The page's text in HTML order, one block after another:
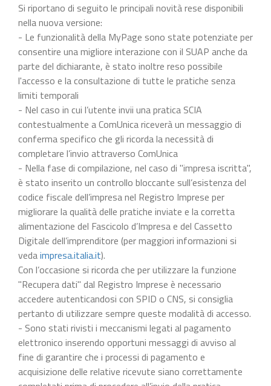
Si riportano di seguito le principali novità rese disponibili
nella nuova versione:
- Le funzionalità della MyPage sono state potenziate per
consentire una migliore interazione con il SUAP anche da
parte del dichiarante, è stato inoltre reso possibile
l'accesso e la consultazione di tutte le pratiche senza
limiti temporali
- Nel caso in cui l’utente invii una pratica SCIA
contestualmente a ComUnica riceverà un messaggio di
conferma specifico che gli ricorda la necessità di
completare l’invio attraverso ComUnica
- Nella fase di compilazione, nel caso di "impresa iscritta",
è stato inserito un controllo bloccante sull’esistenza del
codice fiscale dell’impresa nel Registro Imprese per
migliorare la qualità delle pratiche inviate e la corretta
alimentazione del Fascicolo d’Impresa e del Cassetto
Digitale dell’imprenditore (per maggiori informazioni si
vedaimpresa.italia.it).
Con l’occasione si ricorda che per utilizzare la funzione
"Recupera dati" dal Registro Imprese è necessario
accedere autenticandosi con SPID o CNS, si consiglia
pertanto di utilizzare sempre queste modalità di accesso.
- Sono stati rivisti i meccanismi legati al pagamento
elettronico inserendo opportuni messaggi di avviso al
fine di garantire che i processi di pagamento e
acquisizione delle relative ricevute siano correttamente